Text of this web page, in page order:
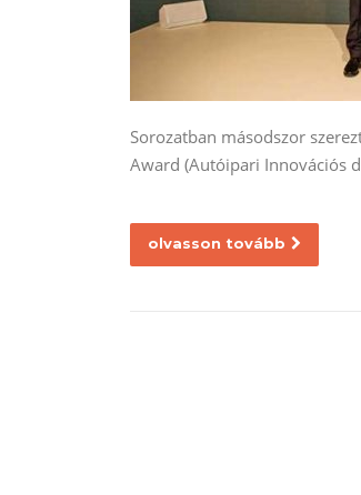
Sorozatban másodszor
Award (Autóipari Innovációs
olvasson tovább